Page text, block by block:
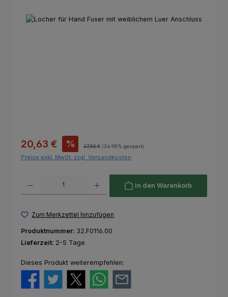
Bildergalerie überspringen
Verkaufspreis:
20,63 € % Regulärer Preis:
27,50 € (24.98% gespart)
Preise exkl. MwSt. zzgl. Versandkosten
In den Warenkorb
Zum Merkzettel hinzufügen
Produktnummer: 32.F0116.00
Lieferzeit: 2-5 Tage
Dieses Produkt weiterempfehlen: